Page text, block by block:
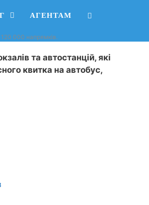
АГЕНТАМ
120 000 напрямків.
та автостанцій, які
квитка на автобус,